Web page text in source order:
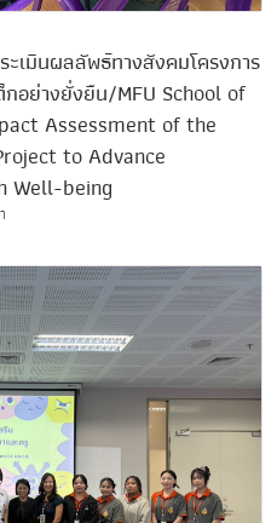
เมินผลลัพธ์ทางสังคมโครงการ
กอย่างยั่งยืน/MFU School of
Assessment of the
to Advance
Well-being